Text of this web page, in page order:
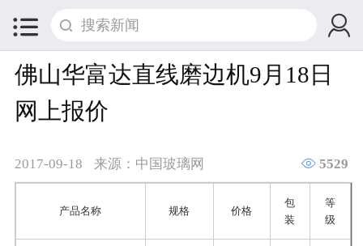
 
佛山华富达直线磨边机9月18日
网上报价
2017-09-18 来源：中国玻璃网  5529
产品名称 规格 价格
包
装
等
级